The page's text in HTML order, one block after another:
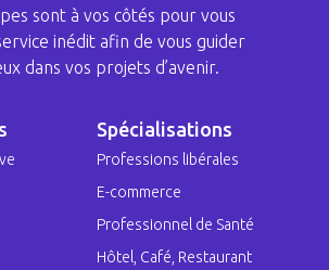
sont à vos côtés pour vous
inédit afin de vous guider
dans vos projets d’avenir.
Spécialisations
Professions libérales
E-commerce
Professionnel de Santé
Hôtel, Café, Restaurant